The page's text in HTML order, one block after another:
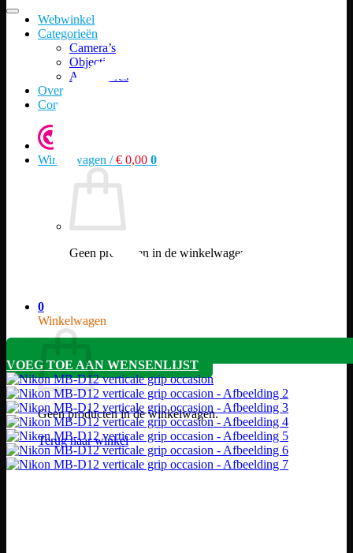
Webwinkel
Categorieën
Camera’s
Objectieven
Accessoires
Over ons
Contact
Winkelwagen /€ 0,00 0
Geen producten in de winkelwagen.
0
Winkelwagen
Geen producten in de winkelwagen.
Terug naar winkel
VOEG TOE AAN WENSENLIJST